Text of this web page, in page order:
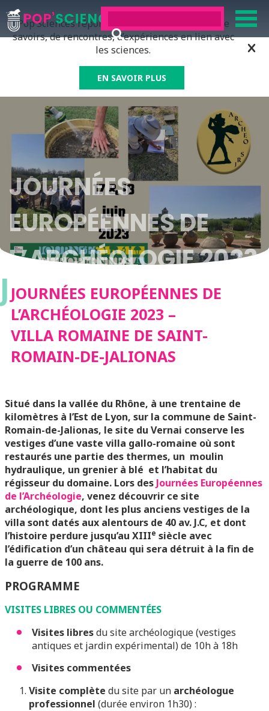
Pop’Sciences répond à tous ceux qui ont soif de
savoirs, de rencontres, d’expériences en lien avec
les sciences.
EN SAVOIR PLUS
JOURNÉES
EUROPÉENNES DE
L’ARCHÉOLOGIE 2023
– VILLA ROMAINE DE
SAINT-ROMAIN-DE-
JALIONAS
J JOURNÉES EUROPÉENNES DE
L’ARCHÉOLOGIE 2023 –
VILLA ROMAINE DE SAINT-
ROMAIN-DE-JALIONAS
Situé dans la vallée du Rhône, à une trentaine de
kilomètres à l’Est de Lyon, sur la commune de Saint-
Romain-de-Jalionas, le site du Vernai conserve les
vestiges d’une vaste villa gallo-romaine où sont
restaurés une partie des thermes, un moulin
hydraulique, un grenier à blé et l’habitat du
régisseur du domaine. Lors des Journées Européennes
de l’Archéologie, venez découvrir ce site
archéologique, dont les plus anciens vestiges de la
villa sont datés aux alentours de 40 av. J.C, et dont
l’histoire perdure jusqu’au XIIIe siècle avec
l’édification d’un château qui sera détruit à la fin de
la guerre de 100 ans.
PROGRAMME
VISITES LIBRES OU COMMENTÉES
Visites libresdu site archéologique (vestiges
antiques et jardin expérimental) de 10h à 18h
Visites commentées
Visite complète du site par un archéologue
professionnel (durée environ 1h30) :